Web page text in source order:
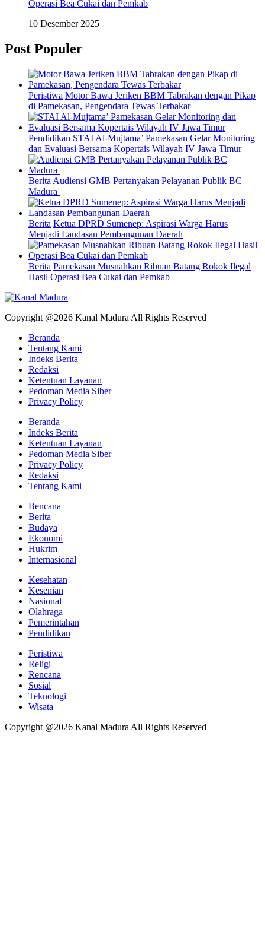
Operasi Bea Cukai dan Pemkab
10 Desember 2025
Post Populer
Peristiwa Motor Bawa Jeriken BBM Tabrakan dengan Pikap
di Pamekasan, Pengendara Tewas Terbakar
Pendidikan STAI Al-Mujtama’ Pamekasan Gelar Monitoring
dan Evaluasi Bersama Kopertais Wilayah IV Jawa Timur
Berita Audiensi GMB Pertanyakan Pelayanan Publik BC
Madura
Berita Ketua DPRD Sumenep: Aspirasi Warga Harus
Menjadi Landasan Pembangunan Daerah
Berita Pamekasan Musnahkan Ribuan Batang Rokok Ilegal
Hasil Operasi Bea Cukai dan Pemkab
Copyright @2026 Kanal Madura All Rights Reserved
Beranda
Tentang Kami
Indeks Berita
Redaksi
Ketentuan Layanan
Pedoman Media Siber
Privacy Policy
Beranda
Indeks Berita
Ketentuan Layanan
Pedoman Media Siber
Privacy Policy
Redaksi
Tentang Kami
Bencana
Berita
Budaya
Ekonomi
Hukrim
Internasional
Kesehatan
Kesenian
Nasional
Olahraga
Pemerintahan
Pendidikan
Peristiwa
Religi
Rencana
Sosial
Teknologi
Wisata
Copyright @2026 Kanal Madura All Rights Reserved